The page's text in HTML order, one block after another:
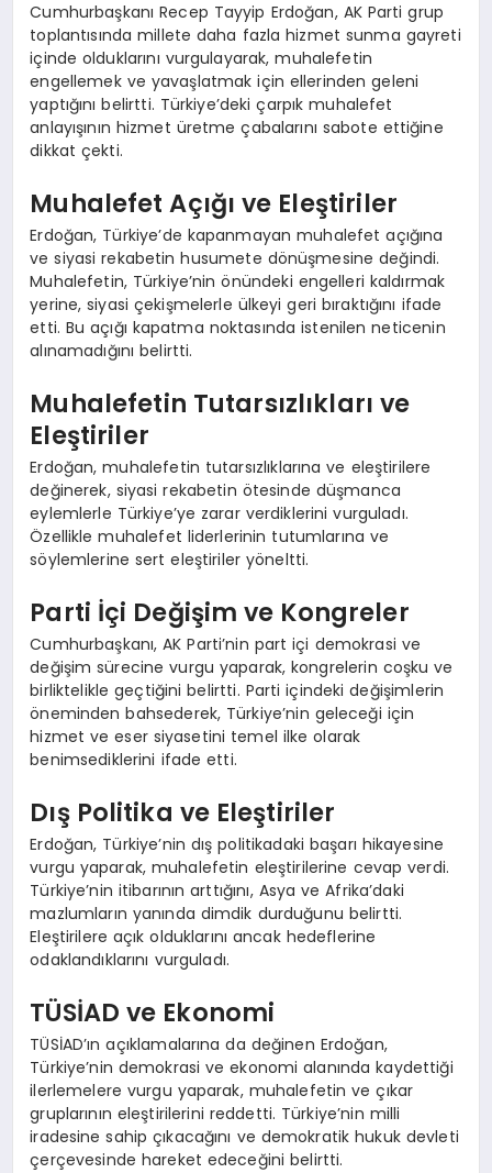
Cumhurbaşkanı Recep Tayyip Erdoğan, AK Parti grup
toplantısında millete daha fazla hizmet sunma gayreti
içinde olduklarını vurgulayarak, muhalefetin
engellemek ve yavaşlatmak için ellerinden geleni
yaptığını belirtti. Türkiye’deki çarpık muhalefet
anlayışının hizmet üretme çabalarını sabote ettiğine
dikkat çekti.
Muhalefet Açığı ve Eleştiriler
Erdoğan, Türkiye’de kapanmayan muhalefet açığına
ve siyasi rekabetin husumete dönüşmesine değindi.
Muhalefetin, Türkiye’nin önündeki engelleri kaldırmak
yerine, siyasi çekişmelerle ülkeyi geri bıraktığını ifade
etti. Bu açığı kapatma noktasında istenilen neticenin
alınamadığını belirtti.
Muhalefetin Tutarsızlıkları ve
Eleştiriler
Erdoğan, muhalefetin tutarsızlıklarına ve eleştirilere
değinerek, siyasi rekabetin ötesinde düşmanca
eylemlerle Türkiye’ye zarar verdiklerini vurguladı.
Özellikle muhalefet liderlerinin tutumlarına ve
söylemlerine sert eleştiriler yöneltti.
Parti İçi Değişim ve Kongreler
Cumhurbaşkanı, AK Parti’nin part içi demokrasi ve
değişim sürecine vurgu yaparak, kongrelerin coşku ve
birliktelikle geçtiğini belirtti. Parti içindeki değişimlerin
öneminden bahsederek, Türkiye’nin geleceği için
hizmet ve eser siyasetini temel ilke olarak
benimsediklerini ifade etti.
Dış Politika ve Eleştiriler
Erdoğan, Türkiye’nin dış politikadaki başarı hikayesine
vurgu yaparak, muhalefetin eleştirilerine cevap verdi.
Türkiye’nin itibarının arttığını, Asya ve Afrika’daki
mazlumların yanında dimdik durduğunu belirtti.
Eleştirilere açık olduklarını ancak hedeflerine
odaklandıklarını vurguladı.
TÜSİAD ve Ekonomi
TÜSİAD’ın açıklamalarına da değinen Erdoğan,
Türkiye’nin demokrasi ve ekonomi alanında kaydettiği
ilerlemelere vurgu yaparak, muhalefetin ve çıkar
gruplarının eleştirilerini reddetti. Türkiye’nin milli
iradesine sahip çıkacağını ve demokratik hukuk devleti
çerçevesinde hareket edeceğini belirtti.